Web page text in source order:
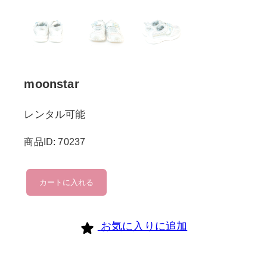
moonstar
レンタル可能
商品ID: 70237
moonstar
個
カートに入れる
お気に入りに追加